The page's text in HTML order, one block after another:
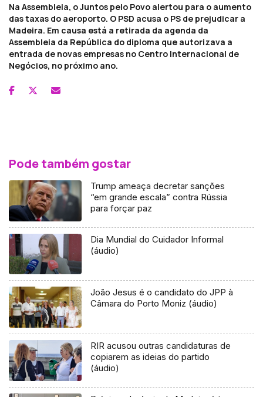
Na Assembleia, o Juntos pelo Povo alertou para o aumento
das taxas do aeroporto. O PSD acusa o PS de prejudicar a
Madeira. Em causa está a retirada da agenda da
Assembleia da República do diploma que autorizava a
entrada de novas empresas no Centro Internacional de
Negócios, no próximo ano.
Pode também gostar
Trump ameaça decretar sanções
“em grande escala” contra Rússia
para forçar paz
Dia Mundial do Cuidador Informal
(áudio)
João Jesus é o candidato do JPP à
Câmara do Porto Moniz (áudio)
RIR acusou outras candidaturas de
copiarem as ideias do partido
(áudio)